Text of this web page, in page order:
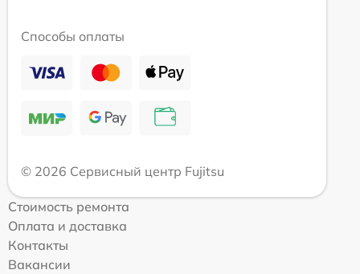
Способы оплаты
© 2026 Сервисный центр Fujitsu
Стоимость ремонта
Оплата и доставка
Контакты
Вакансии